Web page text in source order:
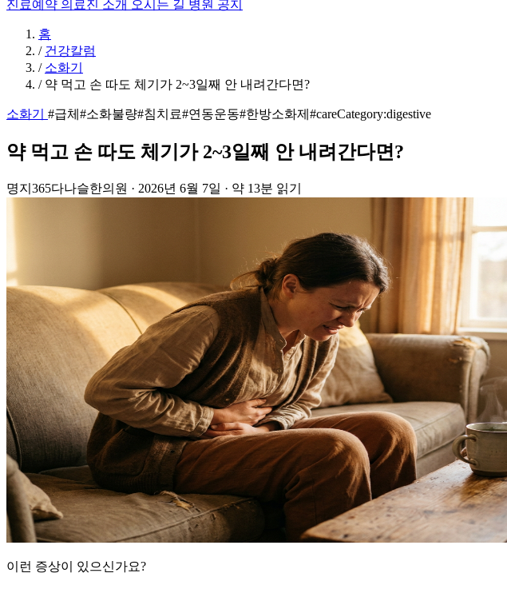
진료예약 의료진 소개 오시는 길 병원 공지
홈
/ 건강칼럼
/ 소화기
/ 약 먹고 손 따도 체기가 2~3일째 안 내려간다면?
소화기 #급체 #소화불량#침치료#연동운동#한방소화제 #careCategory:digestive
약 먹고 손 따도 체기가 2~3일째 안 내려간다면?
명지365다나슬한의원 · 2026년 6월 7일 · 약 13분 읽기
이런 증상이 있으신가요?